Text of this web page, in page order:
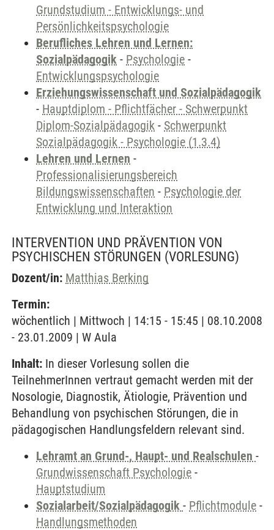
Grundstudium - Entwicklungs- und
Persönlichkeitspsychologie
Berufliches Lehren und Lernen:
Sozialpädagogik - Psychologie -
Entwicklungspsychologie
Erziehungswissenschaft und Sozialpädagogik
- Hauptdiplom - Pflichtfächer - Schwerpunkt
Diplom-Sozialpädagogik - Schwerpunkt
Sozialpädagogik - Psychologie (1.3.4)
Lehren und Lernen -
Professionalisierungsbereich
Bildungswissenschaften - Psychologie der
Entwicklung und Interaktion
INTERVENTION UND PRÄVENTION VON
PSYCHISCHEN STÖRUNGEN (VORLESUNG)
Dozent/in: Matthias Berking
Termin:
wöchentlich | Mittwoch | 14:15 - 15:45 | 08.10.2008
- 23.01.2009 | W Aula
Inhalt: In dieser Vorlesung sollen die
TeilnehmerInnen vertraut gemacht werden mit der
Nosologie, Diagnostik, Ätiologie, Prävention und
Behandlung von psychischen Störungen, die in
pädagogischen Handlungsfeldern relevant sind.
Lehramt an Grund-, Haupt- und Realschulen -
Grundwissenschaft Psychologie -
Hauptstudium
Sozialarbeit/Sozialpädagogik - Pflichtmodule -
Handlungsmethoden